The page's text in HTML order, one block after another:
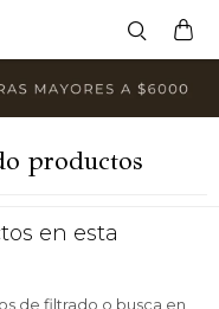
productos
en esta
de filtrado o busca en